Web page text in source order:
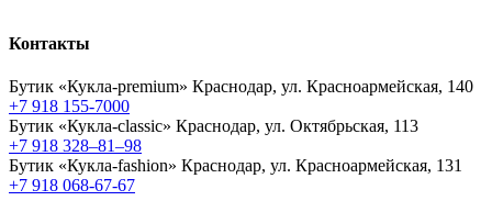
Контакты
Бутик «Кукла-premium» Краснодар, ул. Красноармейская, 140
+7 918 155-7000
Бутик «Кукла-classic» Краснодар, ул. Октябрьская, 113
+7 918 328–81–98
Бутик «Кукла-fashion» Краснодар, ул. Красноармейская, 131
+7 918 068-67-67